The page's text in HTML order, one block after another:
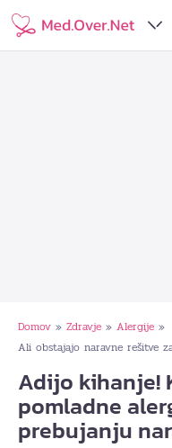
Domov » Zdravje » Alergije »
Ali obstajajo naravne rešitve
Adijo kihanje!
pomladne
prebujanju